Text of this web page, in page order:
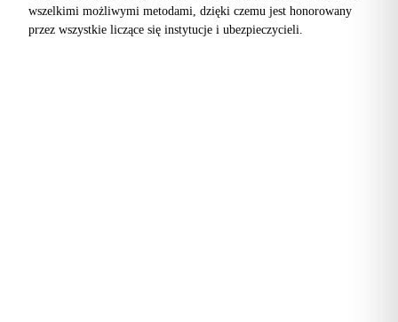
wszelkimi możliwymi metodami, dzięki czemu jest honorowany
przez wszystkie liczące się instytucje i ubezpieczycieli.